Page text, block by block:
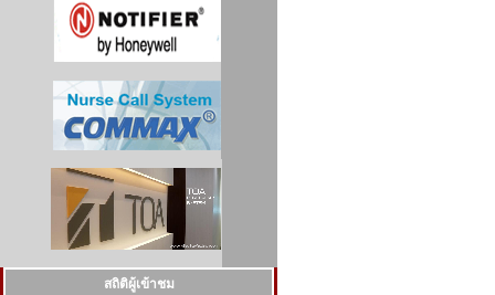
สถิติผู้เข้าชม